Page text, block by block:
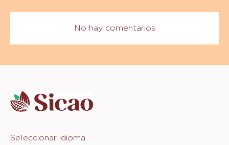
No hay comentarios
info
Website
Seleccionar idioma